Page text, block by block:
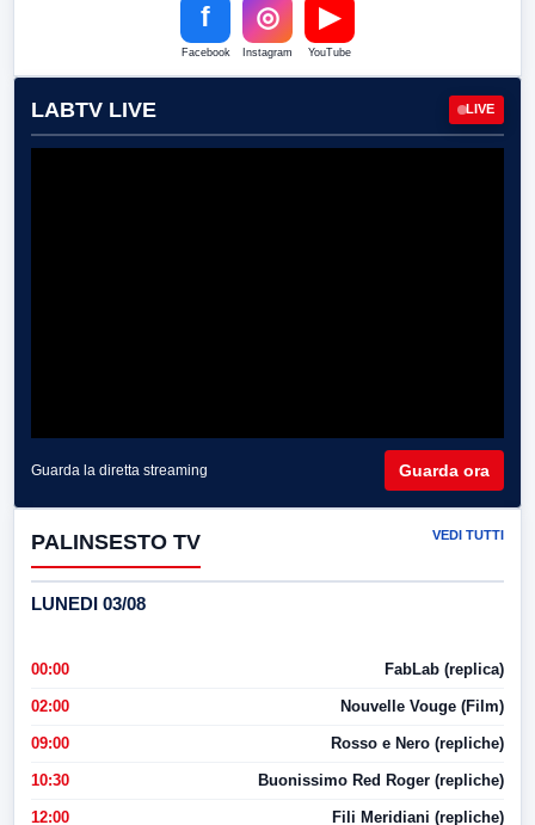
f
Facebook
◎
Instagram
▶
YouTube
LABTV LIVE LIVE
Guarda la diretta streaming Guarda ora
PALINSESTO TV VEDI TUTTI
LUNEDI 03/08
00:00 FabLab (replica)
02:00 Nouvelle Vouge (Film)
09:00 Rosso e Nero (repliche)
10:30 Buonissimo Red Roger (repliche)
12:00 Fili Meridiani (repliche)